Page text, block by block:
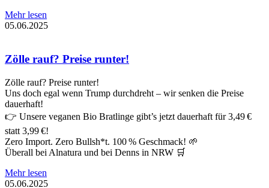
Mehr lesen
05.06.2025
Zölle rauf? Preise runter!
Zölle rauf? Preise runter!
Uns doch egal wenn Trump durchdreht – wir senken die Preise
dauerhaft!
👉 Unsere veganen Bio Bratlinge gibt’s jetzt dauerhaft für 3,49 €
statt 3,99 €!
Zero Import. Zero Bullsh*t. 100 % Geschmack! 🌱
Überall bei Alnatura und bei Denns in NRW 🛒
Mehr lesen
05.06.2025